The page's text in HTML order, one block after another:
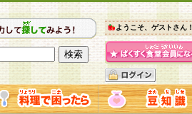
ようこそ、ゲストさん！